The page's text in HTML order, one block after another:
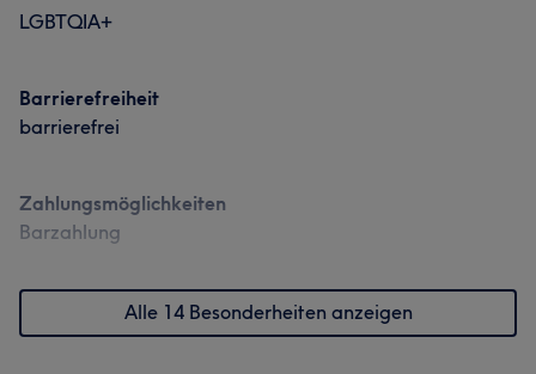
LGBTQIA+
Barrierefreiheit
barrierefrei
Zahlungsmöglichkeiten
Barzahlung
Alle 14 Besonderheiten anzeigen